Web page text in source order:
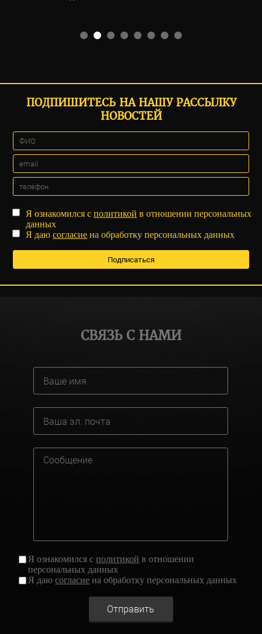
ПОДПИШИТЕСЬ НА НАШУ РАССЫЛКУ
НОВОСТЕЙ
Я ознакомился сполитикой в отношении персональных
данных
Я даюсогласие на обработку персональных данных
СВЯЗЬ С НАМИ
Я ознакомился сполитикой в отношении
персональных данных
Я даюсогласие на обработку персональных данных
Отправить